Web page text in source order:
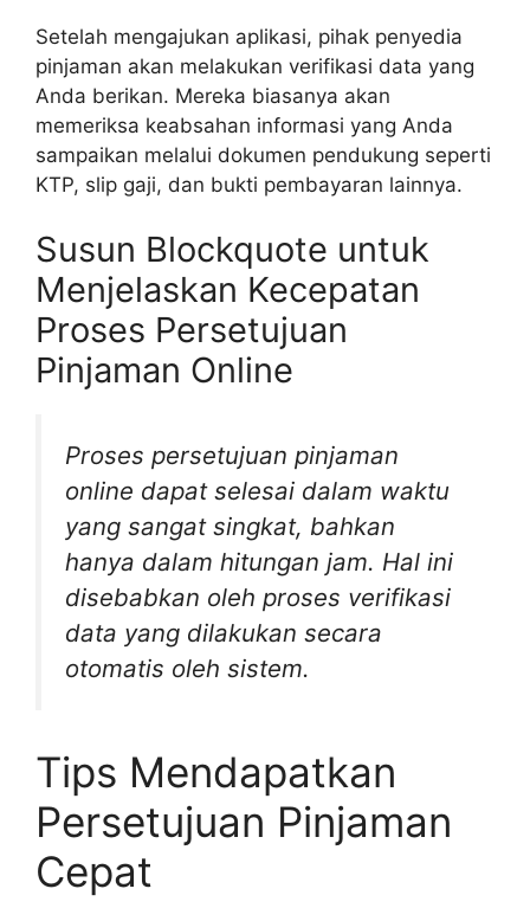
Setelah mengajukan aplikasi, pihak penyedia
pinjaman akan melakukan verifikasi data yang
Anda berikan. Mereka biasanya akan
memeriksa keabsahan informasi yang Anda
sampaikan melalui dokumen pendukung seperti
KTP, slip gaji, dan bukti pembayaran lainnya.
Susun Blockquote untuk
Menjelaskan Kecepatan
Proses Persetujuan
Pinjaman Online
Proses persetujuan pinjaman
online dapat selesai dalam waktu
yang sangat singkat, bahkan
hanya dalam hitungan jam. Hal ini
disebabkan oleh proses verifikasi
data yang dilakukan secara
otomatis oleh sistem.
Tips Mendapatkan
Persetujuan Pinjaman
Cepat